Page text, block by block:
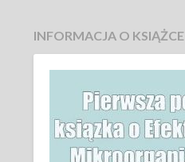
INFORMACJA O KSIĄŻCE